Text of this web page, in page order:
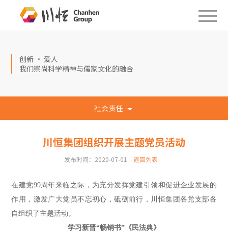
创新 · 爱人
我们崇尚科学精神与儒家文化的融合
社会责任
川恒集团组织开展主题党员活动
发布时间：2020-07-01 返回列表
在建党99周年来临之际，为充分发挥党建引领和促进企业发展 的
作用 ，激发广大党员不忘初心，砥砺前行 ， 川恒集团各党支部各
自组织了主题活动。
学习新晋“畅销书”《民法典》